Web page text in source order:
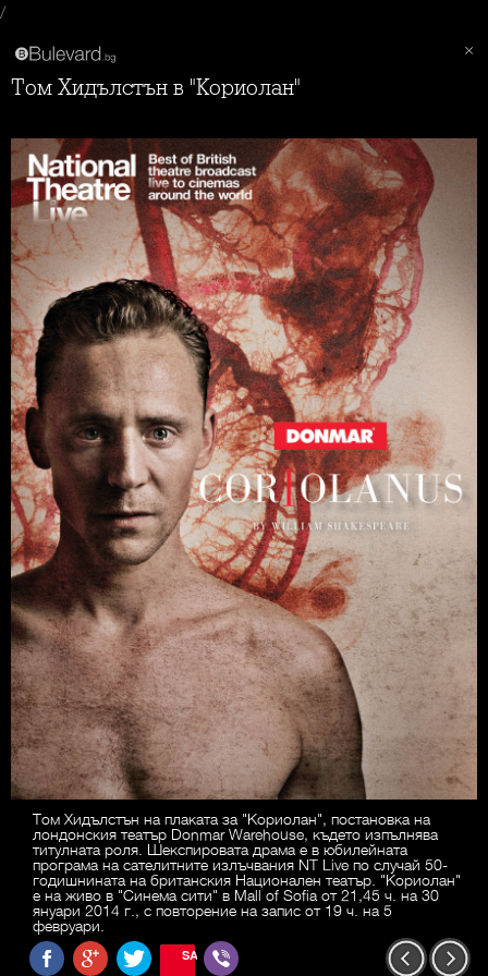
/
Том Хидълстън в "Кориолан"
Том Хидълстън на плаката за "Кориолан", постановка на
лондонския театър Donmar Warehouse, където изпълнява
титулната роля. Шекспировата драма е в юбилейната
програма на сателитните излъчвания NT Live по случай 50-
годишнината на британския Национален театър. "Кориолан"
е на живо в "Синема сити" в Mall of Sofia от 21,45 ч. на 30
януари 2014 г., с повторение на запис от 19 ч. на 5
февруари.
SAVE